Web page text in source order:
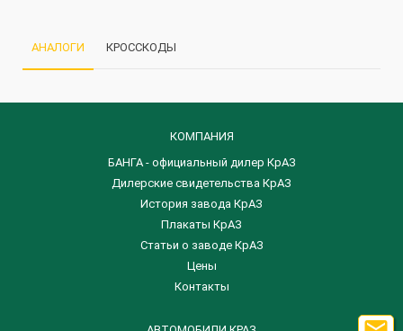
АНАЛОГИ КРОССКОДЫ
КОМПАНИЯ
БАНГА - официальный дилер КрАЗ
Дилерские свидетельства КрАЗ
История завода КрАЗ
Плакаты КрАЗ
Статьи о заводе КрАЗ
Цены
Контакты